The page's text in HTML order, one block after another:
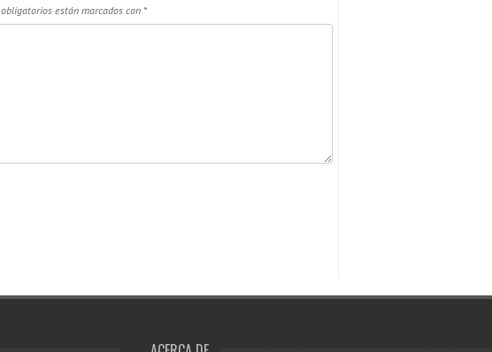
están marcados con *